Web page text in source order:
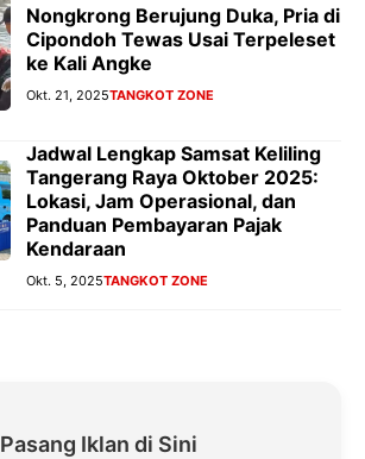
Nongkrong Berujung Duka, Pria di
Cipondoh Tewas Usai Terpeleset
ke Kali Angke
Okt. 21, 2025TANGKOT ZONE
Jadwal Lengkap Samsat Keliling
Tangerang Raya Oktober 2025:
Lokasi, Jam Operasional, dan
Panduan Pembayaran Pajak
Kendaraan
Okt. 5, 2025TANGKOT ZONE
Pasang Iklan di Sini